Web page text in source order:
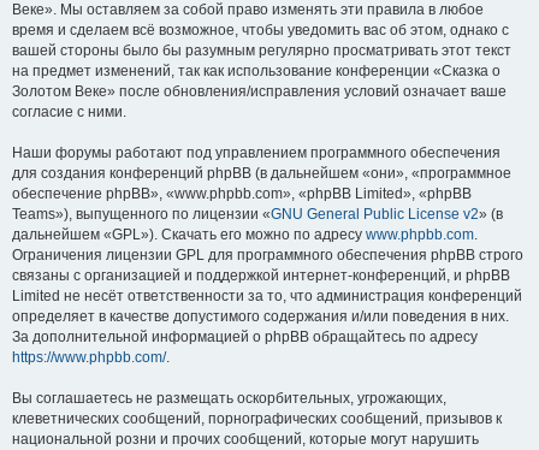
Веке». Мы оставляем за собой право изменять эти правила в любое
время и сделаем всё возможное, чтобы уведомить вас об этом, однако с
вашей стороны было бы разумным регулярно просматривать этот текст
на предмет изменений, так как использование конференции «Сказка о
Золотом Веке» после обновления/исправления условий означает ваше
согласие с ними.
Наши форумы работают под управлением программного обеспечения
для создания конференций phpBB (в дальнейшем «они», «программное
обеспечение phpBB», «www.phpbb.com», «phpBB Limited», «phpBB
Teams»), выпущенного по лицензии «GNU General Public License v2» (в
дальнейшем «GPL»). Скачать его можно по адресу www.phpbb.com.
Ограничения лицензии GPL для программного обеспечения phpBB строго
связаны с организацией и поддержкой интернет-конференций, и phpBB
Limited не несёт ответственности за то, что администрация конференций
определяет в качестве допустимого содержания и/или поведения в них.
За дополнительной информацией о phpBB обращайтесь по адресу
https://www.phpbb.com/.
Вы соглашаетесь не размещать оскорбительных, угрожающих,
клеветнических сообщений, порнографических сообщений, призывов к
национальной розни и прочих сообщений, которые могут нарушить